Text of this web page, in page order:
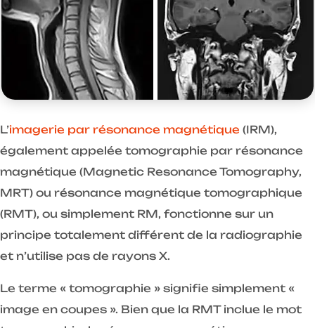
L’imagerie par résonance magnétique (IRM),
également appelée tomographie par résonance
magnétique (Magnetic Resonance Tomography,
MRT) ou résonance magnétique tomographique
(RMT), ou simplement RM, fonctionne sur un
principe totalement différent de la radiographie
et n’utilise pas de rayons X.
Le terme « tomographie » signifie simplement «
image en coupes ». Bien que la RMT inclue le mot